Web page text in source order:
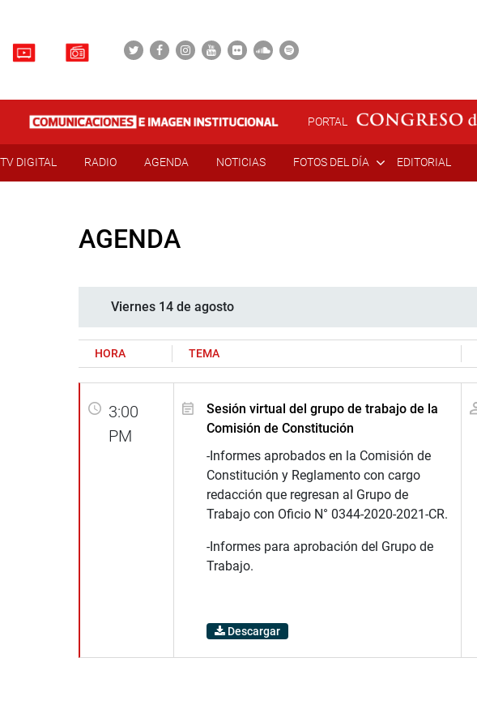
PORTAL
TV DIGITAL RADIO AGENDA NOTICIAS FOTOS DEL DÍA EDITORIAL
AGENDA
Viernes 14 de agosto
HORA TEMA
3:00
PM
Sesión virtual del grupo de trabajo de la
Comisión de Constitución
-Informes aprobados en la Comisión de
Constitución y Reglamento con cargo
redacción que regresan al Grupo de
Trabajo con Oficio N° 0344-2020-2021-CR.
-Informes para aprobación del Grupo de
Trabajo.
Descargar